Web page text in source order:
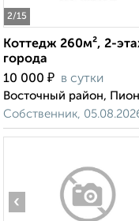
2/15
Коттедж 260м², 2-
города
10 000 ₽ в сутки
Восточный район,
Собственник,
‹